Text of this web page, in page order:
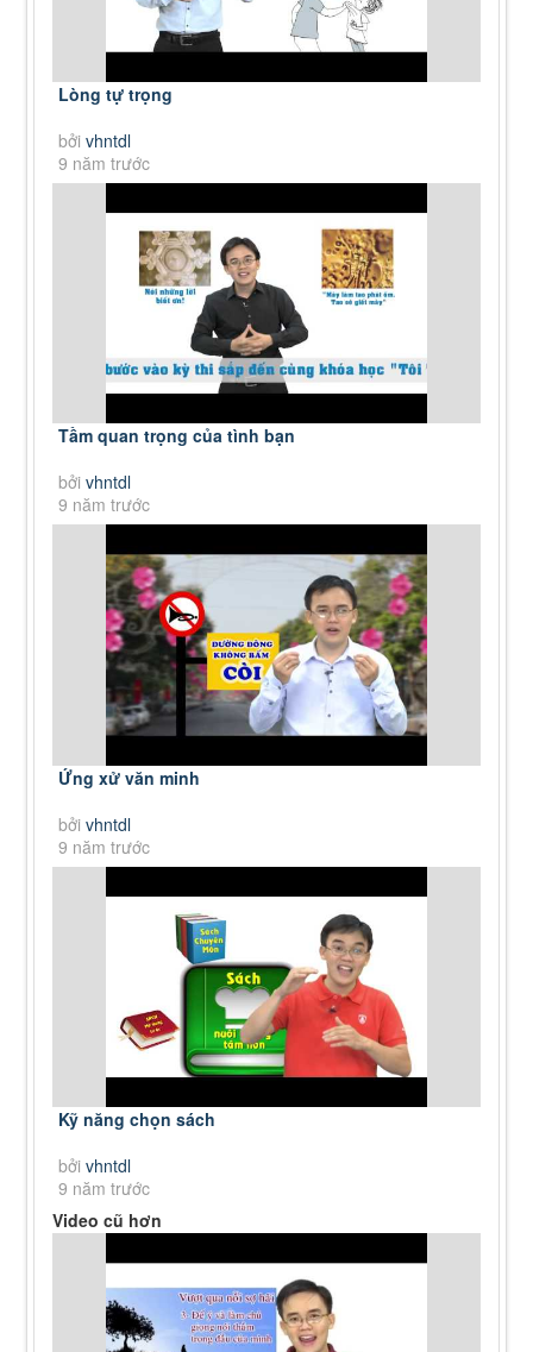
Lòng tự trọng
bởivhntdl
9 năm trước
Tầm quan trọng của tình bạn
bởivhntdl
9 năm trước
Ứng xử văn minh
bởivhntdl
9 năm trước
Kỹ năng chọn sách
bởivhntdl
9 năm trước
Video cũ hơn